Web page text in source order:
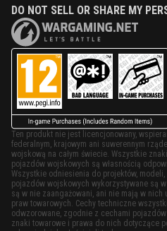
DO NOT SELL OR SHARE MY
Ten produkt nie jest licencjonowany,
federalnym, krajowym ani suwerennym
wojskową na całym świecie. Wszystkie
pojazdów wojskowych są własnością
Wszystkie odniesienia do projektów,
pojazdów wojskowych wykorzystywane są
są w nie zaangażowani, ani nie mają w nich
praw towarowych. Cechy techniczne
odwzorowane, zgodnie z cechami
znaki towarowe i prawa do nich dotyczące